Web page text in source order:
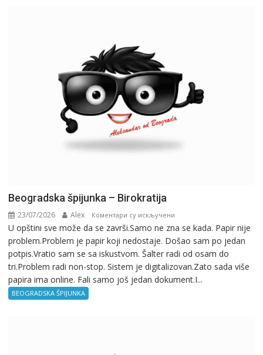
Beogradska špijunka – Birokratija
23/07/2026 Alex Коментари су искључени
Beogradska
špijunka
–
Birokratija
U opštini sve može da se završi.Samo ne zna se kada. Papir nije
problem.Problem je papir koji nedostaje. Došao sam po jedan
potpis.Vratio sam se sa iskustvom. Šalter radi od osam do
tri.Problem radi non-stop. Sistem je digitalizovan.Zato sada više
papira ima online. Fali samo još jedan dokument.I...
BEOGRADSKA ŠPIJUNKA